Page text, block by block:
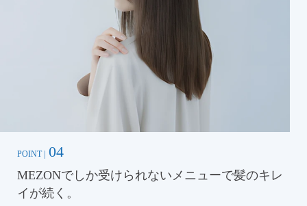
POINT | 04
MEZONでしか受けられないメニューで髪のキレ
イが続く。